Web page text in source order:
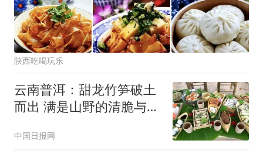
陕西吃喝玩乐
云南普洱：甜龙竹笋破土
而出 满是山野的清脆与甘
中国日报网